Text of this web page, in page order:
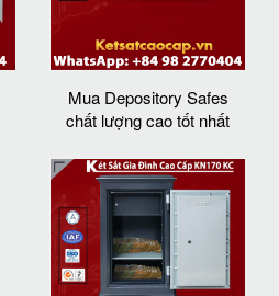
Mua Depository Safes
chất lượng cao tốt nhất